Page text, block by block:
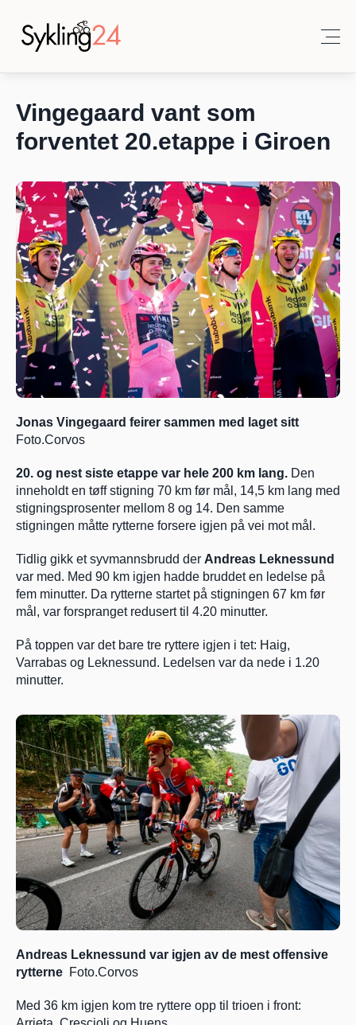
Vingegaard vant som
forventet 20.etappe i Giroen
Foto.Corvos
20. og nest siste etappe var hele 200 km lang. Den
inneholdt en tøff stigning 70 km før mål, 14,5 km lang med
stigningsprosenter mellom 8 og 14. Den samme
stigningen måtte rytterne forsere igjen på vei mot mål.
Tidlig gikk et syvmannsbrudd der Andreas Leknessund
var med. Med 90 km igjen hadde bruddet en ledelse på
fem minutter. Da rytterne startet på stigningen 67 km før
mål, var forspranget redusert til 4.20 minutter.
På toppen var det bare tre ryttere igjen i tet: Haig,
Varrabas og Leknessund. Ledelsen var da nede i 1.20
minutter.
Andreas Leknessund var igjen av de mest offensive
rytterne Foto.Corvos
Med 36 km igjen kom tre ryttere opp til trioen i front: